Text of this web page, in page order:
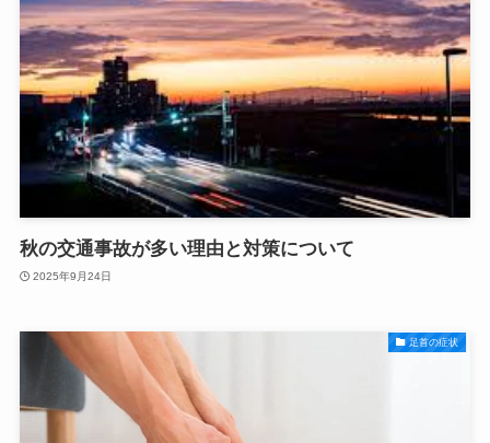
秋の交通事故が多い理由と対策について
2025年9月24日
足首の症状